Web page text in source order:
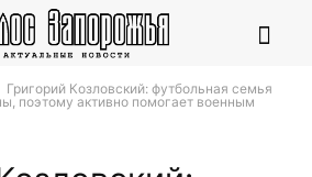
Григорий Козловский: футбольная семья
поэтому активно помогает военным